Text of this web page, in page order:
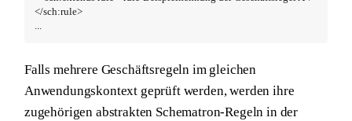
</sch:rule>
...
Falls mehrere Geschäftsregeln im gleichen
Anwendungskontext geprüft werden, werden ihre
zugehörigen abstrakten Schematron-Regeln in der